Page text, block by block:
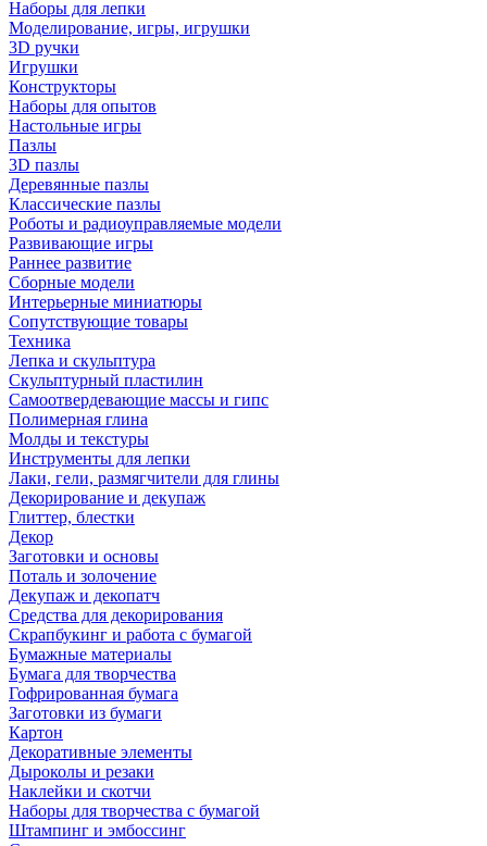
Наборы для лепки
Моделирование, игры, игрушки
3D ручки
Игрушки
Конструкторы
Наборы для опытов
Настольные игры
Пазлы
3D пазлы
Деревянные пазлы
Классические пазлы
Роботы и радиоуправляемые модели
Развивающие игры
Раннее развитие
Сборные модели
Интерьерные миниатюры
Сопутствующие товары
Техника
Лепка и скульптура
Скульптурный пластилин
Самоотвердевающие массы и гипс
Полимерная глина
Молды и текстуры
Инструменты для лепки
Лаки, гели, размягчители для глины
Декорирование и декупаж
Глиттер, блестки
Декор
Заготовки и основы
Поталь и золочение
Декупаж и декопатч
Средства для декорирования
Скрапбукинг и работа с бумагой
Бумажные материалы
Бумага для творчества
Гофрированная бумага
Заготовки из бумаги
Картон
Декоративные элементы
Дыроколы и резаки
Наклейки и скотчи
Наборы для творчества с бумагой
Штампинг и эмбоссинг